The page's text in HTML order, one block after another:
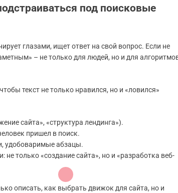
под поисковые
глазами, ищет ответ на свой вопрос. Если не
– не только для людей, но и для
текст не только нравился, но и «ловился»
сайта», «структура лендинга»).
пришел в поиск.
удобоваримые абзацы.
только «создание сайта», но и «разработка веб-
описать, как выбрать движок для сайта, но и